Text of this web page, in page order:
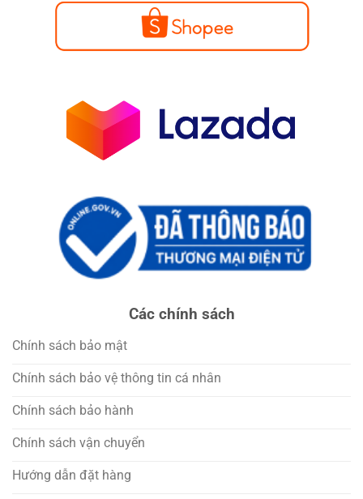
Các chính sách
Chính sách bảo mật
Chính sách bảo vệ thông tin cá nhân
Chính sách bảo hành
Chính sách vận chuyển
Hướng dẫn đặt hàng